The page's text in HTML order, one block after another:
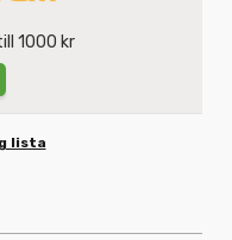
1000 kr
lista